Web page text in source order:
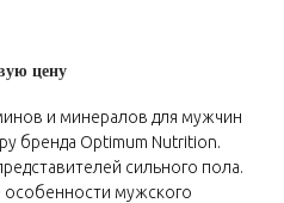
цену
и минералов для мужчин
бренда Optimum Nutrition.
сильного пола.
особенности мужского